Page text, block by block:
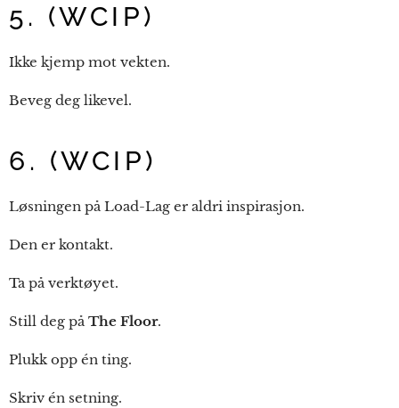
5. (WCIP)
Ikke kjemp mot vekten.
Beveg deg likevel.
6. (WCIP)
Løsningen på Load-Lag er aldri inspirasjon.
Den er kontakt.
Ta på verktøyet.
Still deg påThe Floor.
Plukk opp én ting.
Skriv én setning.